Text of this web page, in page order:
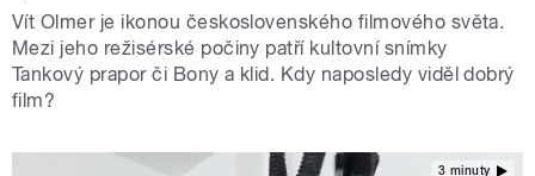
Vít Olmer je ikonou československého filmového světa.
Mezi jeho režisérské počiny patří kultovní snímky
Tankový prapor či Bony a klid. Kdy naposledy viděl dobrý
film?
3 minuty